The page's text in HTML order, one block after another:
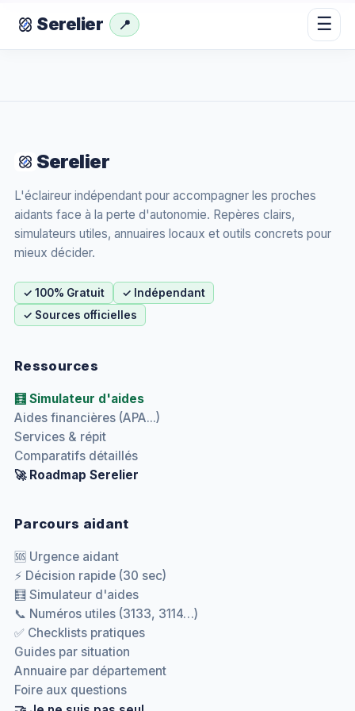
Serelier 📍 ☰
Serelier
L'éclaireur indépendant pour accompagner les proches
aidants face à la perte d'autonomie. Repères clairs,
simulateurs utiles, annuaires locaux et outils concrets pour
mieux décider.
✓ 100% Gratuit
✓ Indépendant
✓ Sources officielles
Ressources
🧮 Simulateur d'aides
Aides financières (APA...)
Services & répit
Comparatifs détaillés
🚀 Roadmap Serelier
Parcours aidant
🆘 Urgence aidant
⚡ Décision rapide (30 sec)
🧮 Simulateur d'aides
📞 Numéros utiles (3133, 3114…)
✅ Checklists pratiques
Guides par situation
Annuaire par département
Foire aux questions